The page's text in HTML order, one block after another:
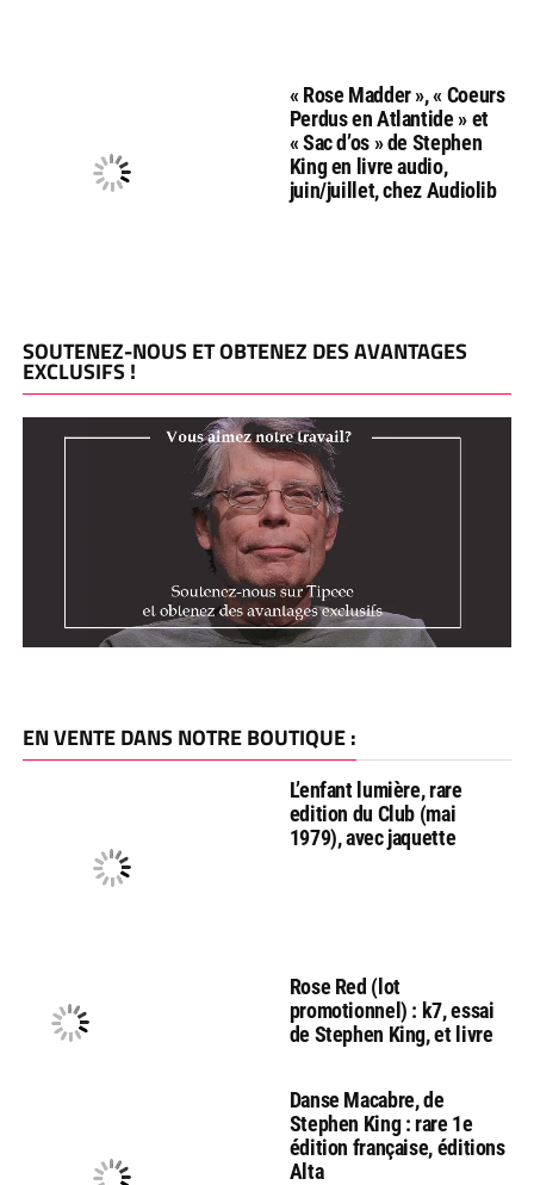
« Rose Madder », « Coeurs
Perdus en Atlantide » et
« Sac d’os » de Stephen
King en livre audio,
juin/juillet, chez Audiolib
SOUTENEZ-NOUS ET OBTENEZ DES AVANTAGES
EXCLUSIFS !
EN VENTE DANS NOTRE BOUTIQUE :
L’enfant lumière, rare
edition du Club (mai
1979), avec jaquette
Rose Red (lot
promotionnel) : k7, essai
de Stephen King, et livre
Danse Macabre, de
Stephen King : rare 1e
édition française, éditions
Alta